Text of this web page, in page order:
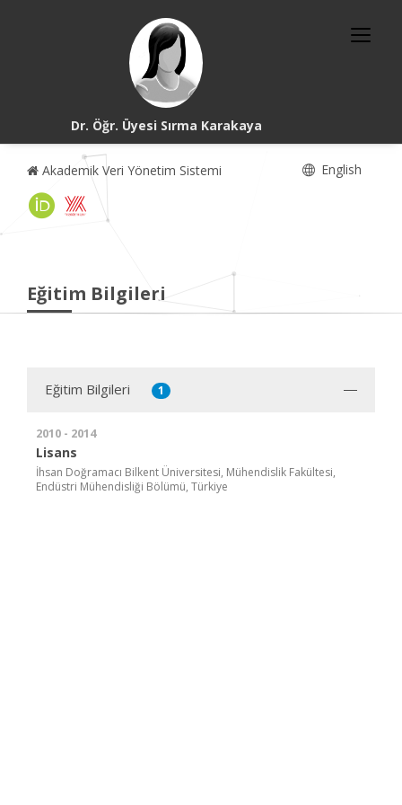
Dr. Öğr. Üyesi Sırma Karakaya
Akademik Veri Yönetim Sistemi English
Eğitim Bilgileri
Eğitim Bilgileri 1
2010 - 2014
Lisans
İhsan Doğramacı Bilkent Üniversitesi, Mühendislik Fakültesi,
Endüstri Mühendisliği Bölümü, Türkiye